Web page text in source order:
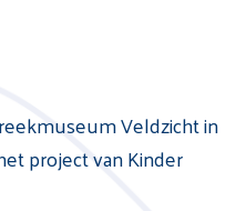
Veldzicht in
project van Kinder